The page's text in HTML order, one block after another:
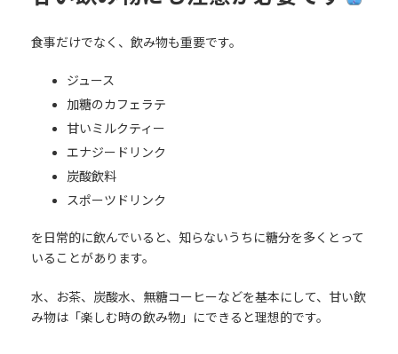
食事だけでなく、飲み物も重要です。
ジュース
加糖のカフェラテ
甘いミルクティー
エナジードリンク
炭酸飲料
スポーツドリンク
を日常的に飲んでいると、知らないうちに糖分を多くとって
いることがあります。
水、お茶、炭酸水、無糖コーヒーなどを基本にして、甘い飲
み物は「楽しむ時の飲み物」にできると理想的です。